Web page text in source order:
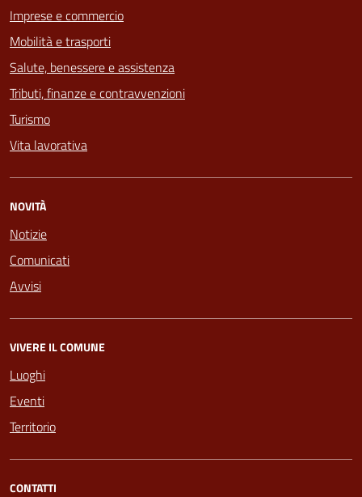
Imprese e commercio
Mobilità e trasporti
Salute, benessere e assistenza
Tributi, finanze e contravvenzioni
Turismo
Vita lavorativa
NOVITÀ
Notizie
Comunicati
Avvisi
VIVERE IL COMUNE
Luoghi
Eventi
Territorio
CONTATTI